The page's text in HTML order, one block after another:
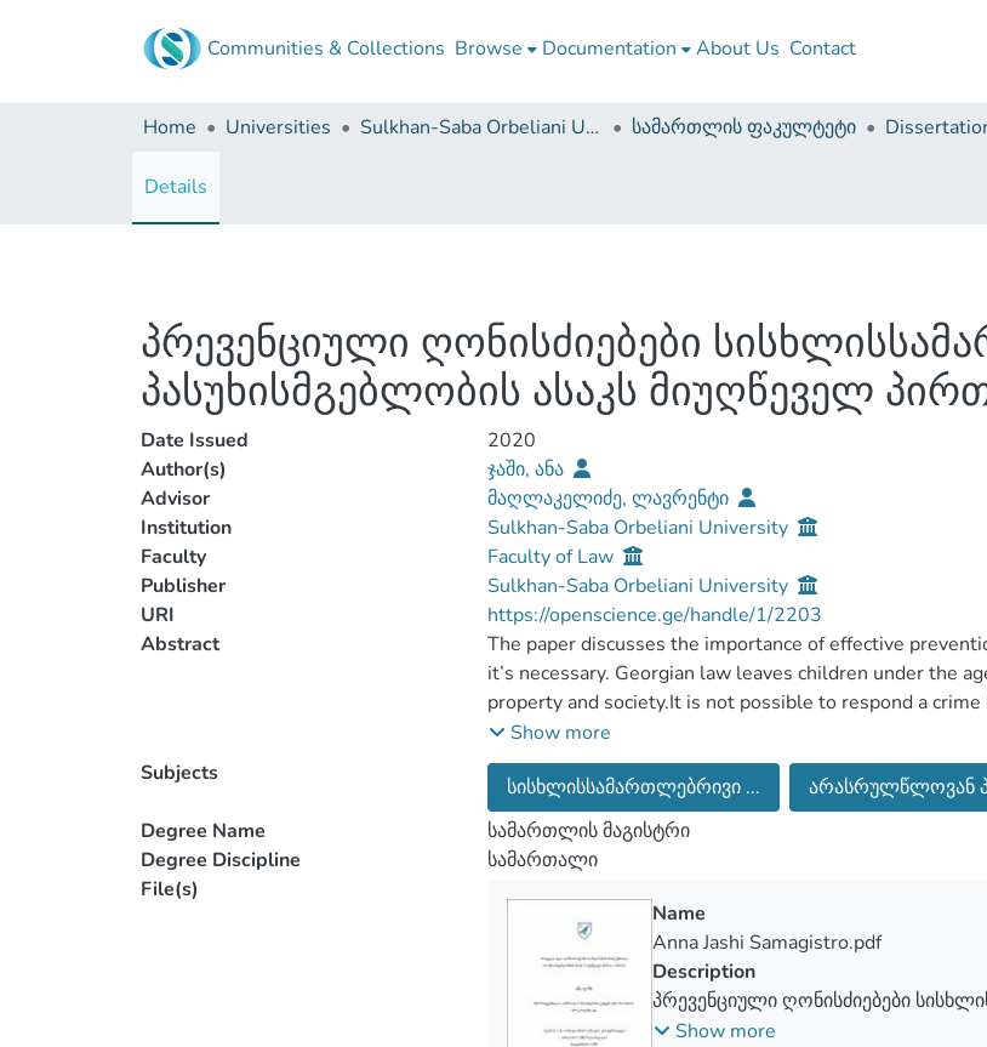
Communities & Collections Browse Documentation About Us Contact
Home Universities Sulkhan-Saba Orbeliani University სამართლის ფაკულტეტი
Details
პრევენციული ღონისძიებები
პასუხისმგებლობის ასაკს მიუღწეველ
Date Issued
2020
Author(s)
ჯაში, ანა
Advisor
მაღლაკელიძე, ლავრენტი
Institution
Sulkhan-Saba Orbeliani University
Faculty
Faculty of Law
Publisher
Sulkhan-Saba Orbeliani University
URI
https://openscience.ge/handle/1/2203
Abstract
The paper discusses the importance of effective
it’s necessary. Georgian law leaves children under the
property and society.It is not possible to respond a
Georgian law does not provide for any kind of regulation
age.The causes of juvenile delinquency are also
role.The state should create effective regulations to
The paper also discusses the legal approaches of
prevention models.Before the age of criminal
an obstacle not only for Georgia, but also for the world,
Show more
Subjects
სისხლისსამართლებრივი ... არასრულწლოვან
Degree Name
სამართლის მაგისტრი
Degree Discipline
სამართალი
File(s)
Name
Anna Jashi Samagistro.pdf
Description
პრევენციული ღონისძიებები
პასუხისმგებლობის ასაკს
Show more